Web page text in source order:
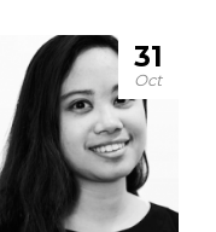
31
Oct